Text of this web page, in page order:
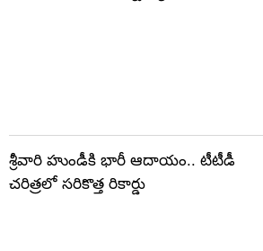
శ్రీవారి హుండీకి భారీ ఆదాయం.. టీటీడీ
చరిత్రలో సరికొత్త రికార్డు